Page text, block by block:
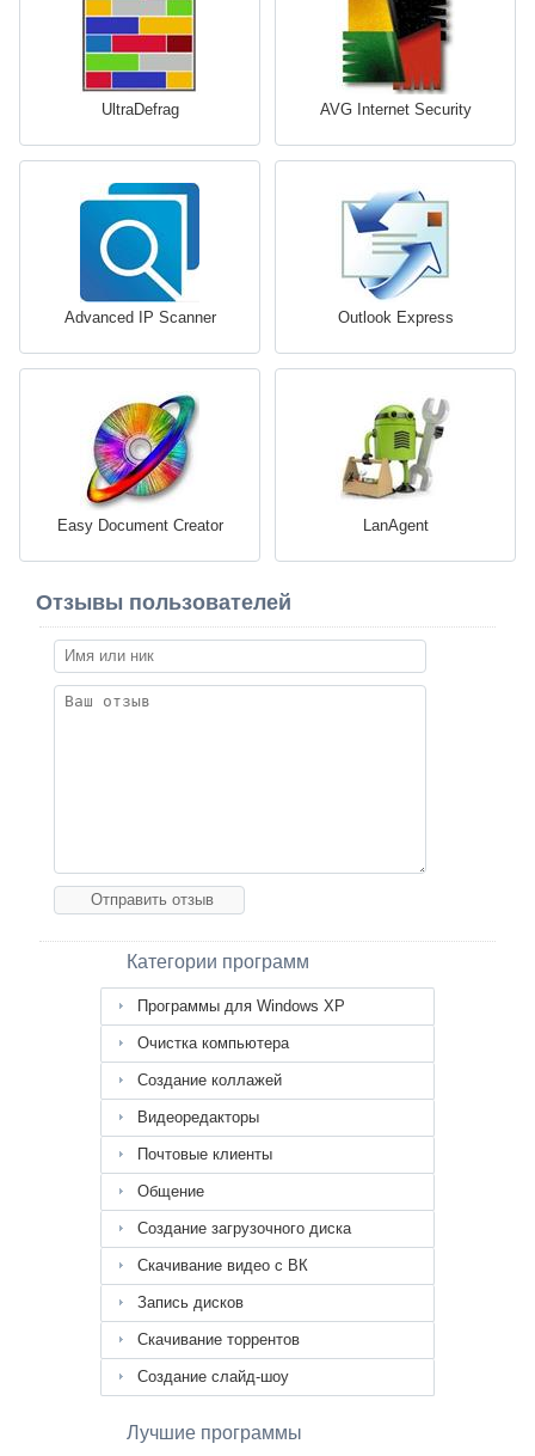
UltraDefrag AVG Internet Security
Advanced IP Scanner Outlook Express
Easy Document Creator LanAgent
Отзывы пользователей
Категории программ
Программы для Windows XP
Очистка компьютера
Создание коллажей
Видеоредакторы
Почтовые клиенты
Общение
Создание загрузочного диска
Скачивание видео с ВК
Запись дисков
Скачивание торрентов
Создание слайд-шоу
Лучшие программы